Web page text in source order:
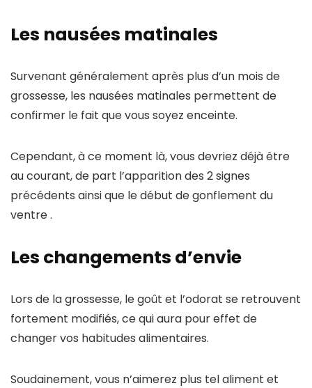
Les nausées matinales
Survenant généralement après plus d’un mois de
grossesse, les nausées matinales permettent de
confirmer le fait que vous soyez enceinte.
Cependant, à ce moment là, vous devriez déjà être
au courant, de part l’apparition des 2 signes
précédents ainsi que le début de gonflement du
ventre .
Les changements d’envie
Lors de la grossesse, le goût et l’odorat se retrouvent
fortement modifiés, ce qui aura pour effet de
changer vos habitudes alimentaires.
Soudainement, vous n’aimerez plus tel aliment et